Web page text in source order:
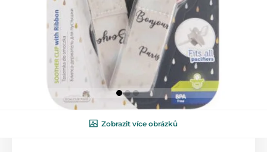
Zobrazit více obrázků